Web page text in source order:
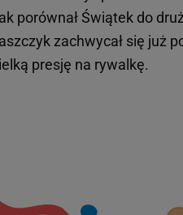
porównał Świątek do
zachwycał się już
presję na rywalkę.